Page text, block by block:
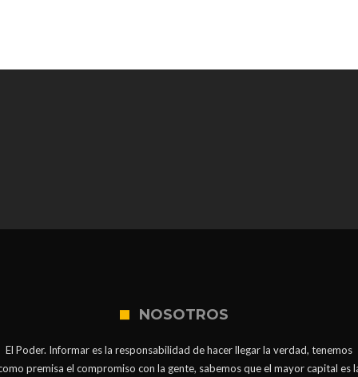
NOSOTROS
El Poder. Informar es la responsabilidad de hacer llegar la verdad, tenemos
premisa el compromiso con la gente, sabemos que el mayor capital es